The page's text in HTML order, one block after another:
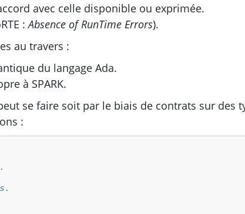
avec celle disponible ou exprimée.
:Absence of RunTime Errors).
au travers :
du langage Ada.
à SPARK.
se faire soit par le biais de contrats sur des
: